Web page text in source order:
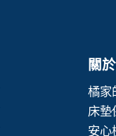
關
橘家
床墊
安心